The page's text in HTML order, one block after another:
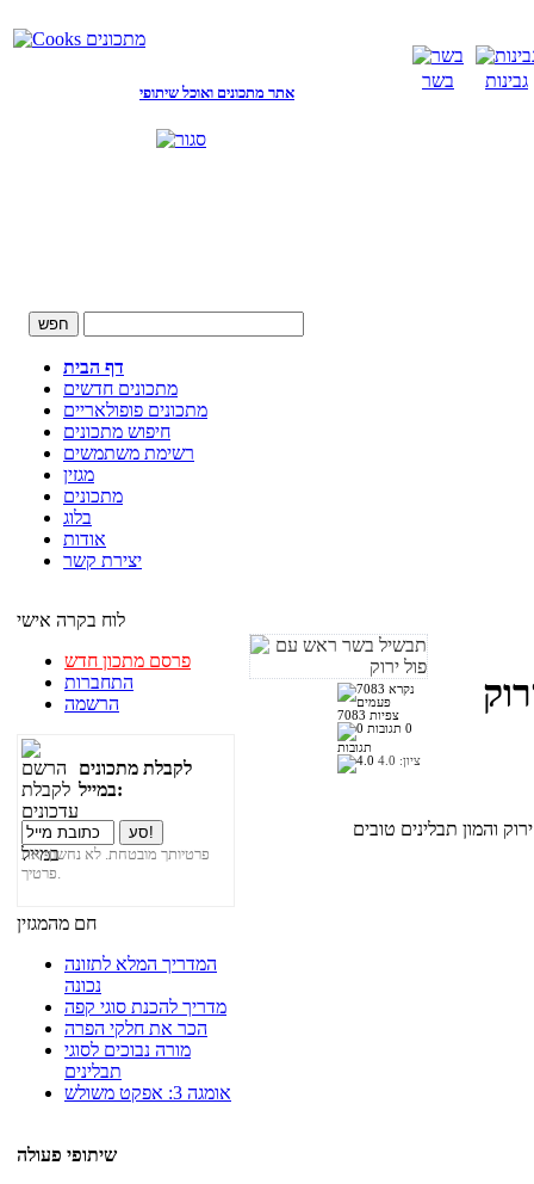
אתר מתכונים ואוכל שיתופי
בשר גבינות
דף הבית
מתכונים חדשים
מתכונים פופולאריים
חיפוש מתכונים
רשימת משתמשים
מגזין
מתכונים
בלוג
אודות
יצירת קשר
לוח בקרה אישי
פרסם מתכון חדש
התחברות
הרשמה
לקבלת מתכונים
במייל:
פרטיותך מובטחת. לא נחשוף את
פרטיך.
חם מהמגזין
המדריך המלא לתזונה
נכונה
מדריך להכנת סוגי קפה
הכר את חלקי הפרה
מורה נבוכים לסוגי
תבלינים
אומגה 3: אפקט משולש
שיתופי פעולה
7083 צפיות
0
תגובות
ציון: 4.0